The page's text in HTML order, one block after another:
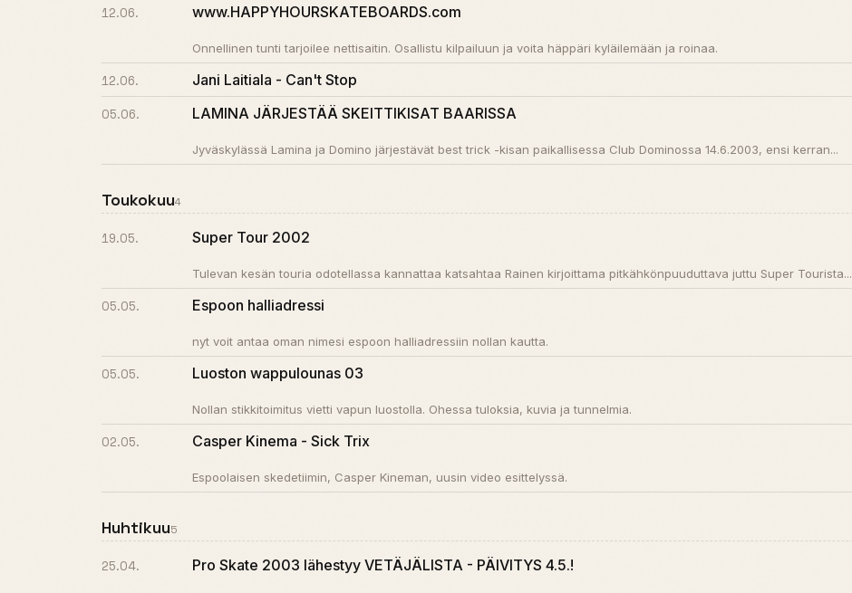
12.06. www.HAPPYHOURSKATEBOARDS.com
Onnellinen tunti tarjoilee nettisaitin. Osallistu kilpailuun ja voita häppäri kyläilemään ja roinaa.
12.06. Jani Laitiala - Can't Stop
05.06. LAMINA JÄRJESTÄÄ SKEITTIKISAT BAARISSA
Jyväskylässä Lamina ja Domino järjestävät best trick -kisan paikallisessa Club Dominossa 14.6.2003, ensi kerran...
Toukokuu4
19.05. Super Tour 2002
Tulevan kesän touria odotellassa kannattaa katsahtaa Rainen kirjoittama pitkähkönpuuduttava juttu Super Tourista...
05.05. Espoon halliadressi
nyt voit antaa oman nimesi espoon halliadressiin nollan kautta.
05.05. Luoston wappulounas 03
Nollan stikkitoimitus vietti vapun luostolla. Ohessa tuloksia, kuvia ja tunnelmia.
02.05. Casper Kinema - Sick Trix
Espoolaisen skedetiimin, Casper Kineman, uusin video esittelyssä.
Huhtikuu5
25.04. Pro Skate 2003 lähestyy VETÄJÄLISTA - PÄIVITYS 4.5.!